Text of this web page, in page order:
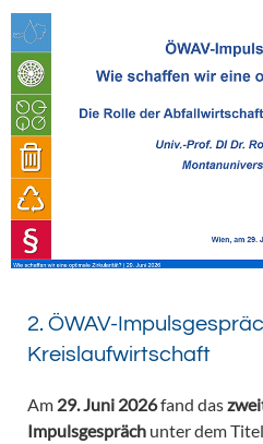
2. ÖWAV-
Kreislaufwirtschaft
Am 29. Juni 2026fand das
Impulsgespräch unter dem Titel